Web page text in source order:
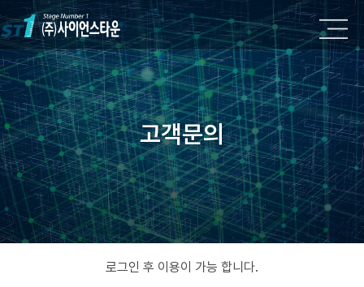
고객문의
로그인 후 이용이 가능 합니다.